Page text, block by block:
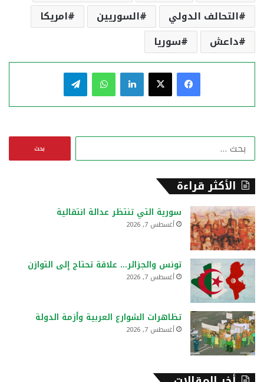
التحالف الدولي
السوريين
امريكا
داعش
سوريا
فيسبوك لينكدإن واتساب
ن
الأكثر قراءة
سورية التي تنتظر عدالة انتقالية
أغسطس 7, 2026
تونس والجزائر… علاقة تحتاج إلى التوازن
أغسطس 7, 2026
تظاهرات الشوارع العربية وأزمة الدولة
أغسطس 7, 2026